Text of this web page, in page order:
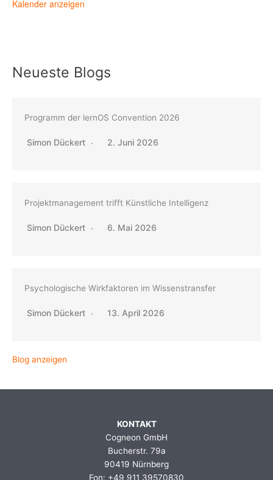
Kalender anzeigen
Neueste Blogs
Programm der lernOS Convention 2026
Simon Dückert 2. Juni 2026
Projektmanagement trifft Künstliche Intelligenz
Simon Dückert 6. Mai 2026
Psychologische Wirkfaktoren im Wissenstransfer
Simon Dückert 13. April 2026
Blog anzeigen
KONTAKT
Cogneon GmbH
Bucherstr. 79a
90419 Nürnberg
Fon: +49 911 39570830